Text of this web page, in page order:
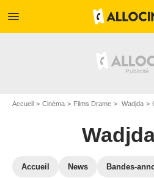
menu
Accueil Cinéma Films Drame Wadjda
Accueil News Bandes-